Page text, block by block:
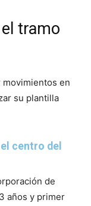
tramo
movimientos en
su plantilla
centro del
de
años y primer